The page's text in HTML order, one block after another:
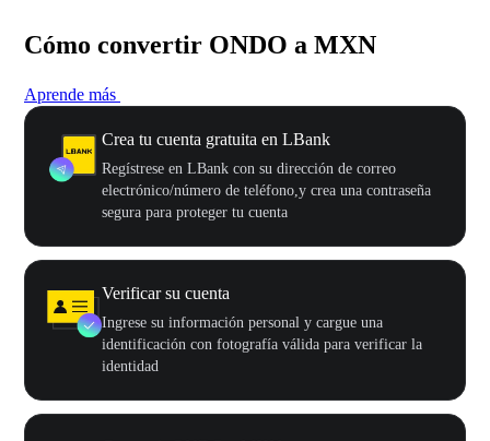
Cómo convertir ONDO a MXN
Aprende más
Crea tu cuenta gratuita en LBank
Regístrese en LBank con su dirección de correo
electrónico/número de teléfono,y crea una contraseña
segura para proteger tu cuenta
Verificar su cuenta
Ingrese su información personal y cargue una
identificación con fotografía válida para verificar la
identidad